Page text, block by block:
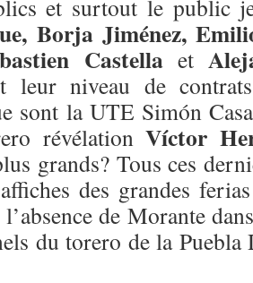
et surtout le public
Borja Jiménez,
Castellaet
leur niveau de
sont la UTE Simón
révélationVíctor
grands? Tous ces
des grandes
de Morante
du torero de la